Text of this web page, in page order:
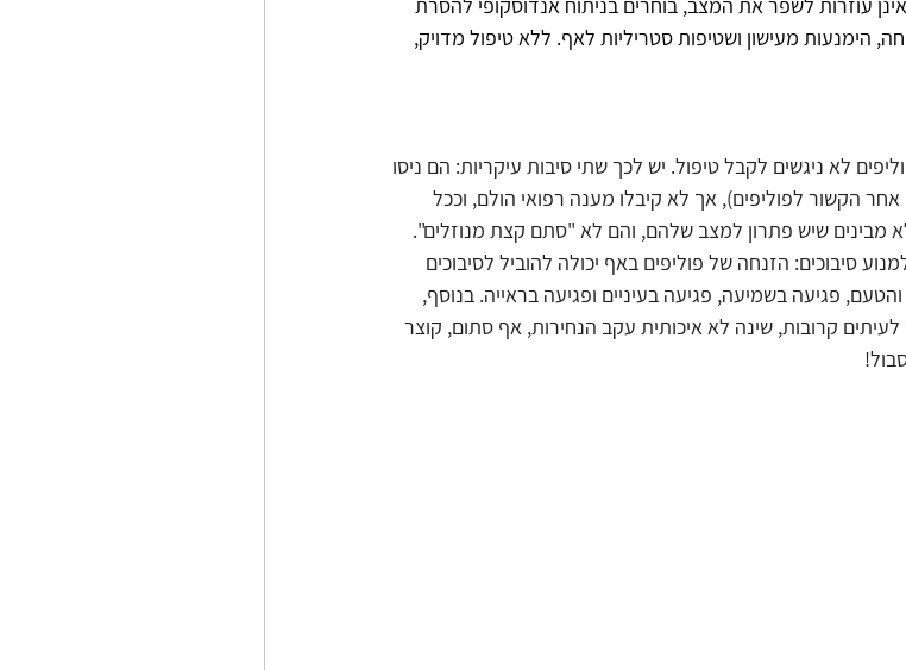
הימנעות מעישון ושטיפות סטריליות לאף. ללא טיפול מדויק,
לא ניגשים לקבל טיפול. יש לכך שתי סיבות עיקריות: הם ניסו
הקשור לפוליפים), אך לא קיבלו מענה רפואי הולם, וככל
שיש פתרון למצב שלהם, והם לא "סתם קצת מנוזלים".
סיבוכים: הזנחה של פוליפים באף יכולה להוביל לסיבוכים
פגיעה בשמיעה, פגיעה בעיניים ופגיעה בראייה. בנוסף,
קרובות, שינה לא איכותית עקב הנחירות, אף סתום, קוצר